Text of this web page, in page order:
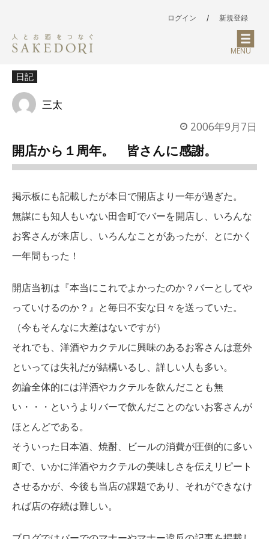
ログイン / 新規登録
MENU
日記
三太
2006年9月7日
開店から１周年。 皆さんに感謝。
掲示板にも記載したが本日で開店より一年が過ぎた。
無謀にも知人もいない田舎町でバーを開店し、いろんな
お客さんが来店し、いろんなことがあったが、とにかく
一年間もった！
開店当初は『本当にこれでよかったのか？バーとしてや
っていけるのか？』と毎日不安な日々を送っていた。
（今もそんなに大差はないですが）
それでも、洋酒やカクテルに興味のあるお客さんは意外
といっては失礼だが結構いるし、詳しい人も多い。
勿論全体的には洋酒やカクテルを飲んだことも無
い・・・というよりバーで飲んだことのないお客さんが
ほとんどである。
そういった日本酒、焼酎、ビールの消費が圧倒的に多い
町で、いかに洋酒やカクテルの美味しさを伝えリピート
させるかが、今後も当店の課題であり、それができなけ
れば店の存続は難しい。